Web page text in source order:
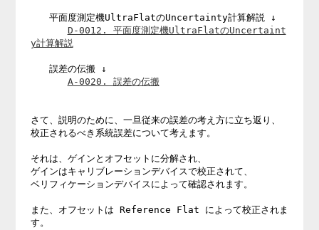
平面度測定機UltraFlatのUncertainty計算解説 ↓
D-0012. 平面度測定機UltraFlatのUncertaint
y計算解説
誤差の伝搬 ↓
A-0020. 誤差の伝搬
さて、説明のために、一旦従来の誤差の考え方に立ち返り、
校正されるべき系統誤差について考えます。
それは、ゲインとオフセットに分解され、
ゲインはキャリブレーションデバイスで校正されて、
ベリフィケーションデバイスによって確認されます。
また、オフセットは Reference Flat によって校正されま
す。